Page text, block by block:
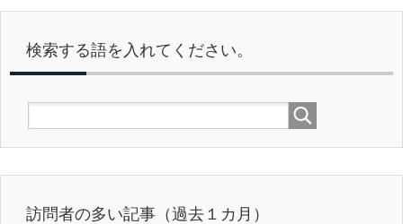
検索する語を入れてください。
訪問者の多い記事（過去１カ月）